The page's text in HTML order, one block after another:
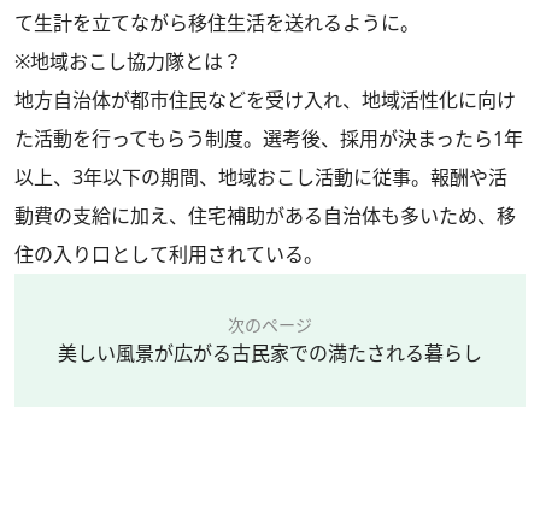
て生計を立てながら移住生活を送れるように。
※地域おこし協力隊とは？
地方自治体が都市住民などを受け入れ、地域活性化に向け
た活動を行ってもらう制度。選考後、採用が決まったら1年
以上、3年以下の期間、地域おこし活動に従事。報酬や活
動費の支給に加え、住宅補助がある自治体も多いため、移
住の入り口として利用されている。
次のページ
美しい風景が広がる古民家での満たされる暮らし